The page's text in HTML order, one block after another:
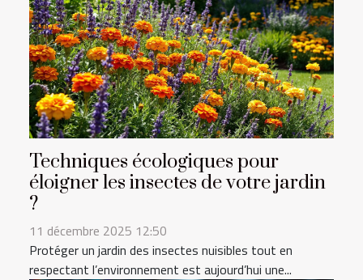
Techniques écologiques pour
éloigner les insectes de votre jardin
?
11 décembre 2025 12:50
Protéger un jardin des insectes nuisibles tout en
respectant l’environnement est aujourd’hui une...